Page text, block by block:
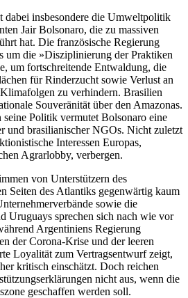
insbesondere die Umweltpolitik
Jair Bolsonaro, die zu massiven
hat. Die französische Regierung
um die »Disziplinierung der Praktiken
um fortschreitende Entwaldung, die
für Rinderzucht sowie Verlust an
zu verhindern. Brasilien
Souveränität über den Amazonas.
seine Politik vermutet Bolsonaro eine
und brasilianischer NGOs. Nicht zuletzt
Interessen Europas,
Agrarlobby, verbergen.
von Unterstützern des
Seiten des Atlantiks gegenwärtig kaum
sowie die
Uruguays sprechen sich nach wie vor
Argentiniens Regierung
der Corona-Krise und der leeren
Loyalität zum Vertragsentwurf zeigt,
kritisch einschätzt. Doch reichen
nicht aus, wenn die
geschaffen werden soll.